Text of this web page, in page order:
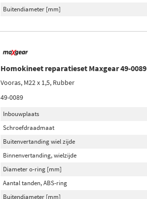
Buitendiameter [mm]
Homokineet reparatieset Maxgear 49-0089
Vooras, M22 x 1,5, Rubber
49-0089
Inbouwplaats
Schroefdraadmaat
Buitenvertanding wiel zijde
Binnenvertanding, wielzijde
Diameter o-ring [mm]
Aantal tanden, ABS-ring
Buitendiameter [mm]